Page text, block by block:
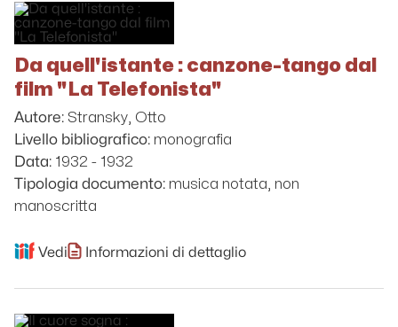
Da quell'istante : canzone-tango dal
film "La Telefonista"
Autore: Stransky, Otto
Livello bibliografico: monografia
Data: 1932 - 1932
Tipologia documento: musica notata, non
manoscritta
Vedi Informazioni di dettaglio